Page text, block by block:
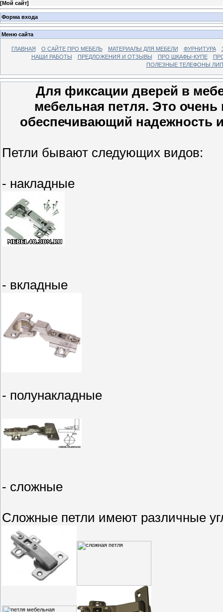
[Мой сайт]
Форма входа
Меню сайта
ГЛАВНАЯ О САЙТЕ ПРО МЕБЕЛЬ МАТЕРИАЛЫ ДЛЯ МЕБЕЛИ ФУРНИТУРА
НАШИ РАБОТЫ
ПРЕДЛОЖЕНИЯ И ОТЗЫВЫ ПРО ШКАФЫ-КУПЕ
ПОЛЕЗНЫЕ ТЕЛЕФОНЫ
Для фиксации дверей в
мебельная петля. Это
обеспечивающий надежность
Петли бывают следующих видов:
- накладные
- вкладные
- полунакладные
- сложные
Сложные петли имеют различные